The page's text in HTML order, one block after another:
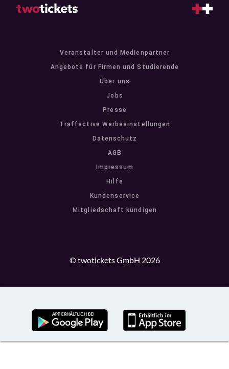
Veranstalter und Medienpartner
Angebote für Firmen und Studierende
Über uns
Jobs
Presse
Traffective Werbeeinstellungen
Datenschutz
AGB
Impressum
Hilfe
Kundenservice
Mitgliedschaft kündigen
© twotickets GmbH 2026